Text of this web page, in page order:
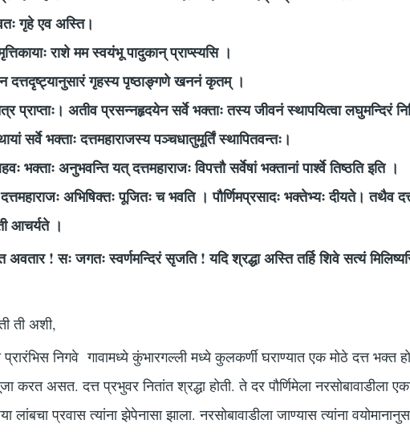
गृहे एव अस्ति।
राशे मम स्वयंभू पादुकान् प्राप्स्यसि ।
दत्तदृष्ट्यानुसारं गृहस्य पृष्ठाङ्गणे खननं कृतम् ।
प्राप्ताः। अतीव प्रसन्नहृदयेन सर्वे भक्ताः तस्य जीवनं स्थापयित्वा लघुमन्दिरं
सर्वे भक्ताः दत्तमहाराजस्य पञ्चधातुमूर्तिं स्थापितवन्तः।
भक्ताः अनुभवन्ति यत् दत्तमहाराजः विपत्तौ सर्वेषां भक्तानां पार्श्वे तिष्ठति इति ।
दत्तमहाराजः अभिषिक्तः पूजितः च भवति । पौर्णिमप्रसादः भक्तेभ्यः दीयते। तथैव
आचर्यते ।
अवतार ! सः जगतः स्वर्णमन्दिरं सृजति ! यदि श्रद्धा अस्ति तर्हि शिवे सत्यं
ती अशी,
प्रारंभिस निगवे गावामध्ये कुंभारगल्ली मध्ये कुलकर्णी घराण्यात एक मोठे दत्त
करत असत. दत्त प्रभुवर नितांत श्रद्धा होती. ते दर पौर्णिमेला नरसोबावाडीला
लांबचा प्रवास त्यांना झेपेनासा झाला. नरसोबावाडीला जाण्यास त्यांना